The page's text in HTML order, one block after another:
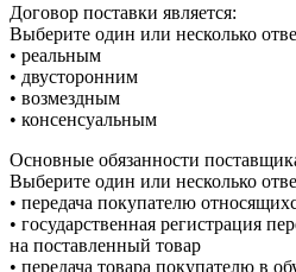
Договор поставки является:
Выберите один или несколько
• реальным
• двусторонним
• возмездным
• консенсуальным
Основные обязанности
Выберите один или несколько
• передача покупателю
• государственная регистрация
на поставленный товар
• передача товара покупателю в